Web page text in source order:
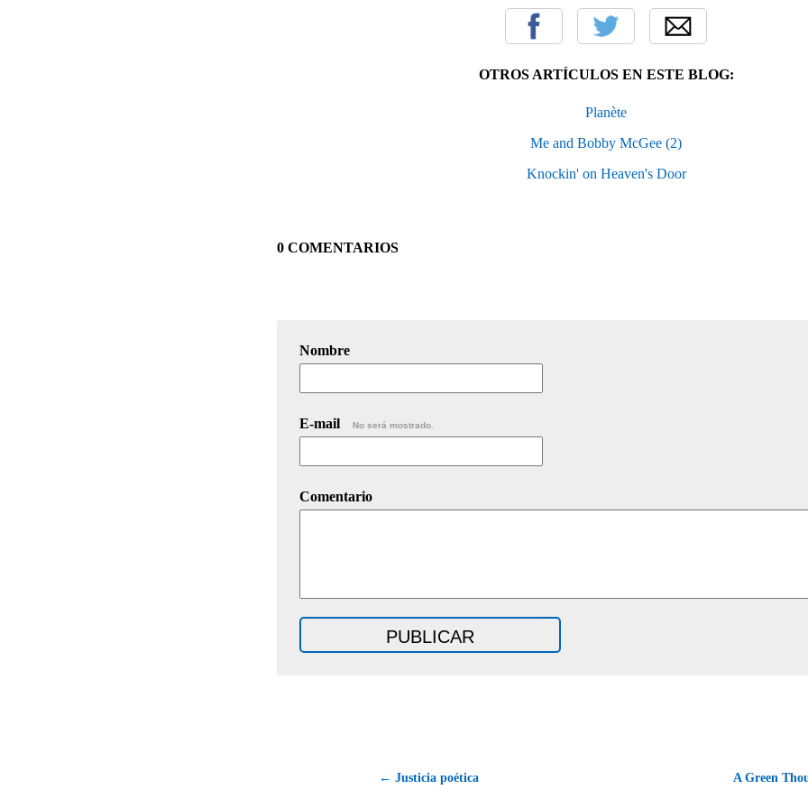
OTROS ARTÍCULOS EN ESTE BLOG:
Planète
Me and Bobby McGee (2)
Knockin' on Heaven's Door
0 COMENTARIOS
Nombre
E-mail No será mostrado.
Comentario
← Justicia poética A Green